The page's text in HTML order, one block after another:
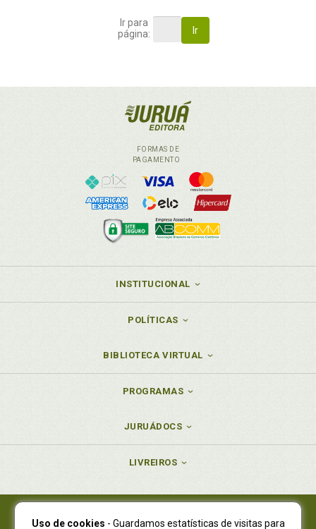
Ir para
página:
Ir
FORMAS DE
PAGAMENTO
INSTITUCIONAL
POLÍTICAS
BIBLIOTECA VIRTUAL
PROGRAMAS
JURUÁDOCS
LIVREIROS
Uso de cookies - Guardamos estatísticas de visitas para